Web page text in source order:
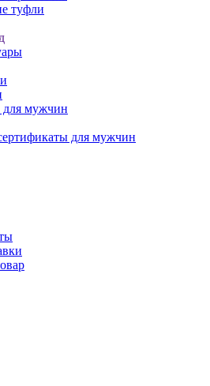
туфли
мужчин
для мужчин